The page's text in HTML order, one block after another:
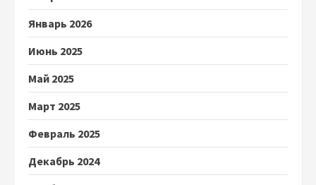
Январь 2026
Июнь 2025
Май 2025
Март 2025
Февраль 2025
Декабрь 2024